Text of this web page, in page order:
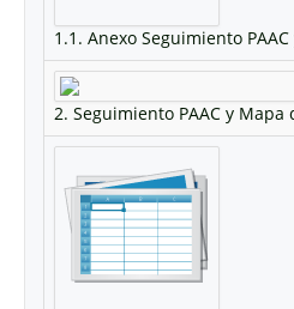
1.1. Anexo Seguimiento
2. Seguimiento PAAC y Mapa